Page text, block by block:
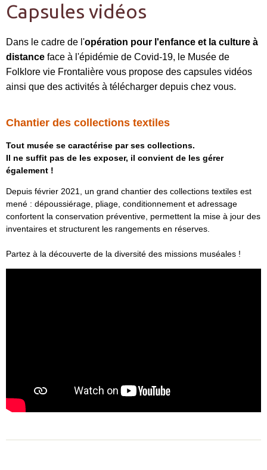
Capsules vidéos
Dans le cadre de l'opération pour l'enfance et la culture à
distance face à l'épidémie de Covid-19, le Musée de
Folklore vie Frontalière vous propose des capsules vidéos
ainsi que des activités à télécharger depuis chez vous.
Chantier des collections textiles
Tout musée se caractérise par ses collections.
Il ne suffit pas de les exposer, il convient de les gérer
également !
Depuis février 2021, un grand chantier des collections textiles est
mené : dépoussiérage, pliage, conditionnement et adressage
confortent la conservation préventive, permettent la mise à jour des
inventaires et structurent les rangements en réserves.
Partez à la découverte de la diversité des missions muséales !